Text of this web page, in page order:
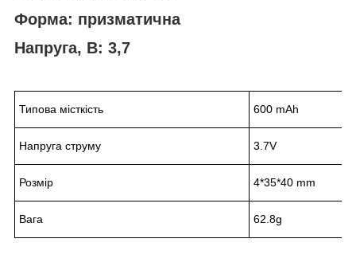
Форма: призматична
Напруга, В: 3,7
Типова місткість 600 mAh
Напруга струму 3.7V
Розмір 4*35*40 mm
Вага 62.8g